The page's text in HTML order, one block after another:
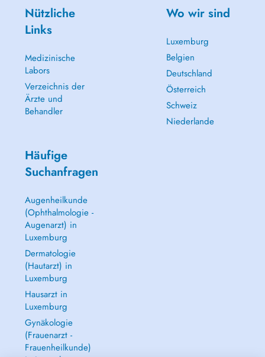
Nützliche
Links
Medizinische
Labors
Verzeichnis der
Ärzte und
Behandler
Wo wir sind
Luxemburg
Belgien
Deutschland
Österreich
Schweiz
Niederlande
Häufige
Suchanfragen
Augenheilkunde
(Ophthalmologie -
Augenarzt) in
Luxemburg
Dermatologie
(Hautarzt) in
Luxemburg
Hausarzt in
Luxemburg
Gynäkologie
(Frauenarzt -
Frauenheilkunde)